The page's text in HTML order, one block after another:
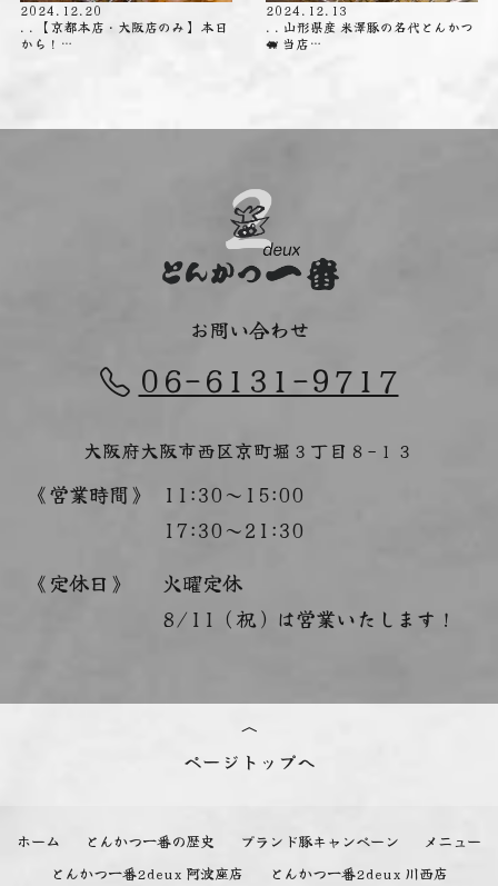
2024.12.20
. . 【京都本店・大阪店のみ】 本日
から！…
2024.12.13
. . 山形県産 米澤豚の名代とんかつ
🐖 当店…
お問い合わせ
06-6131-9717
大阪府大阪市西区京町堀３丁目８−１３
《営業時間》
11:30～15:00
17:30～21:30
《定休日》
火曜定休
8/11（祝）は営業いたします！
ページトップへ
ホーム とんかつ一番の歴史 ブランド豚キャンペーン
メニュー
とんかつ一番2deux 阿波座店
とんかつ一番2deux 川西店